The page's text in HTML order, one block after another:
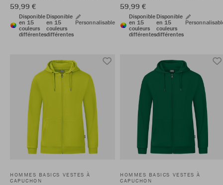
59,99 €
Disponible
en 15
couleurs
différentes
Disponible
en 15
couleurs
différentes
Personnalisable
59,99 €
Disponible
en 15
couleurs
différentes
Disponible
en 15
couleurs
différentes
HOMMES BASICS VESTES À
CAPUCHON
HOMMES BASICS VESTES À
CAPUCHON